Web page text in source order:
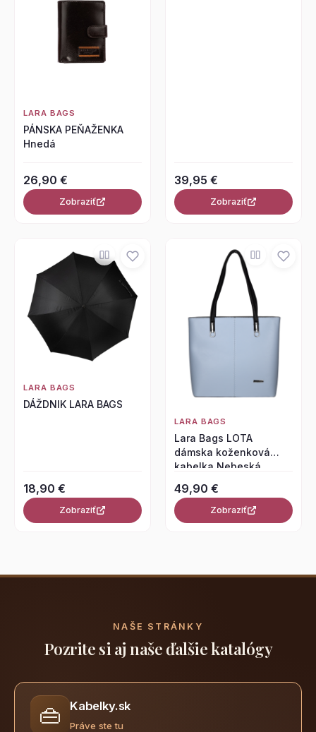
LARA BAGS
PÁNSKA PEŇAŽENKA
Hnedá
26,90 €
Zobraziť
39,95 €
Zobraziť
LARA BAGS
DÁŽDNIK LARA BAGS
18,90 €
Zobraziť
LARA BAGS
Lara Bags LOTA
dámska koženková
kabelka Nebeská
49,90 €
Zobraziť
NAŠE STRÁNKY
Pozrite si aj naše ďalšie katalógy
👜 Kabelky.sk
Práve ste tu